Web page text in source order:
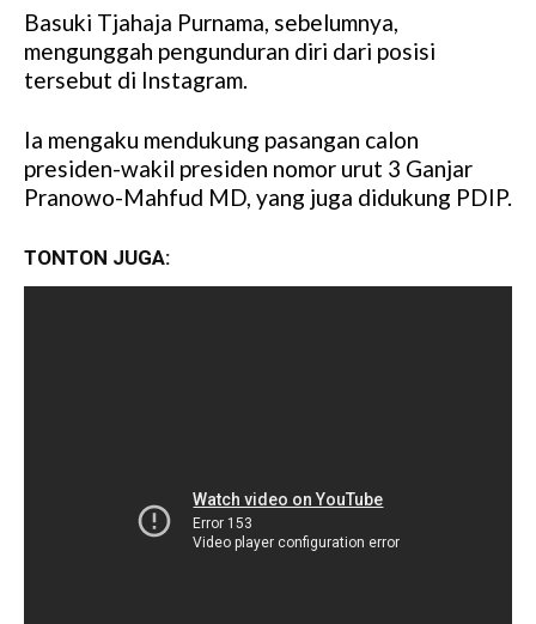
M
u
Basuki Tjahaja Purnama, sebelumnya,
mengunggah pengunduran diri dari posisi
tersebut di Instagram.
Ia mengaku mendukung pasangan calon
presiden-wakil presiden nomor urut 3 Ganjar
Pranowo-Mahfud MD, yang juga didukung PDIP.
TONTON JUGA: